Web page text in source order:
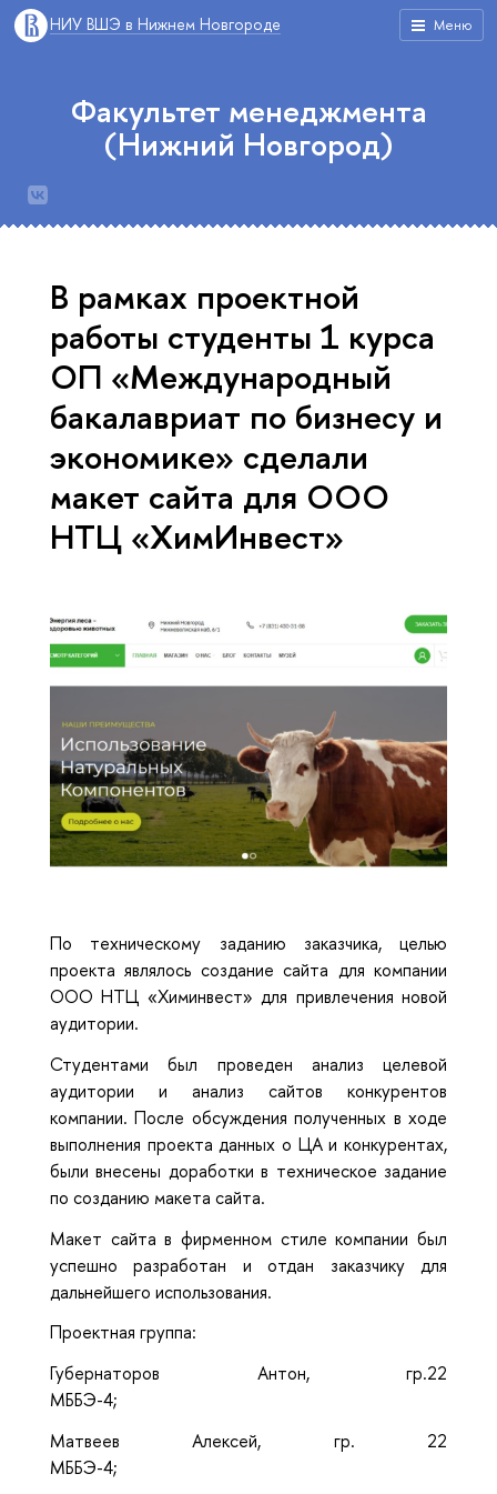
Меню
НИУ ВШЭ в Нижнем Новгороде
Факультет менеджмента
(Нижний Новгород)
В рамках проектной
работы студенты 1 курса
ОП «Международный
бакалавриат по бизнесу и
экономике» сделали
макет сайта для ООО
НТЦ «ХимИнвест»
По техническому заданию заказчика, целью
проекта являлось создание сайта для компании
ООО НТЦ «Химинвест» для привлечения новой
аудитории.
Студентами был проведен анализ целевой
аудитории и анализ сайтов конкурентов
компании. После обсуждения полученных в ходе
выполнения проекта данных о ЦА и конкурентах,
были внесены доработки в техническое задание
по созданию макета сайта.
Макет сайта в фирменном стиле компании был
успешно разработан и отдан заказчику для
дальнейшего использования.
Проектная группа:
Губернаторов Антон, гр.22
МББЭ-4;
Матвеев Алексей, гр. 22
МББЭ-4;